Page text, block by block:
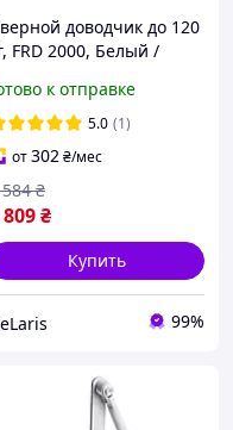
доводчик до 120
FRD 2000, Белый /
/ Доводчик двери /
для дверей
к отправке
5.0 (1)
от302₴/мес
809₴
₴
Купить
99%